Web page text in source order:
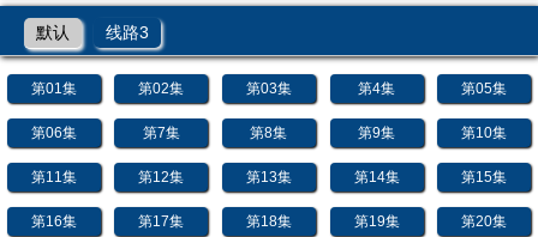
默认 线路3
第01集 第02集 第03集 第4集 第05集
第06集 第7集 第8集 第9集 第10集
第11集 第12集 第13集 第14集 第15集
第16集 第17集 第18集 第19集 第20集